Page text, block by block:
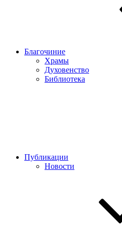
Благочиние
Храмы
Духовенство
Библиотека
Публикации
Новости